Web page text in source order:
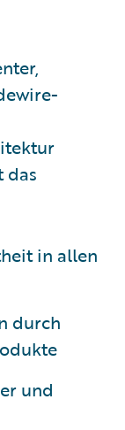
das
in allen
durch
und